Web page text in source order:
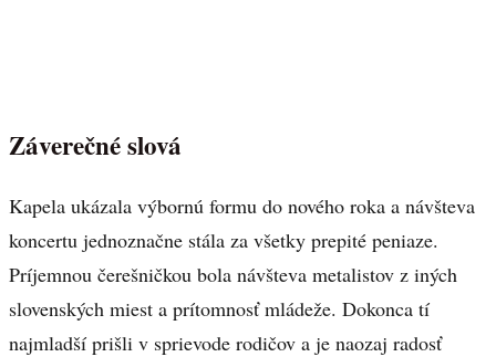
Záverečné slová
Kapela ukázala výbornú formu do nového roka a návšteva
koncertu jednoznačne stála za všetky prepité peniaze.
Príjemnou čerešničkou bola návšteva metalistov z iných
slovenských miest a prítomnosť mládeže. Dokonca tí
najmladší prišli v sprievode rodičov a je naozaj radosť